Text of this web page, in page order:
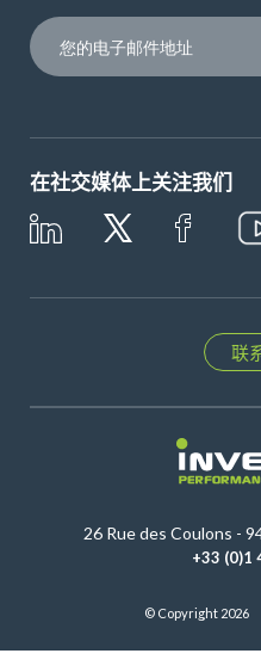
在社交媒体上关注我们
联
26 Rue des Coulons -
+33 (0)1
© Copyright 2026